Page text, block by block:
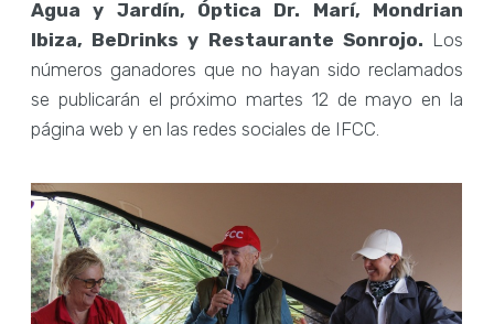
Agua y Jardín, Óptica Dr. Marí, Mondrian
Ibiza, BeDrinks y Restaurante Sonrojo. Los
números ganadores que no hayan sido reclamados
se publicarán el próximo martes 12 de mayo en la
página web y en las redes sociales de IFCC.